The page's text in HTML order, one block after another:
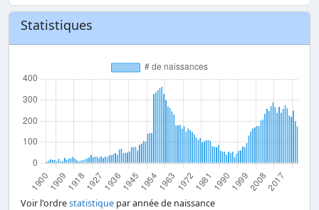
Statistiques
Voir l'ordrestatistique par année de naissance